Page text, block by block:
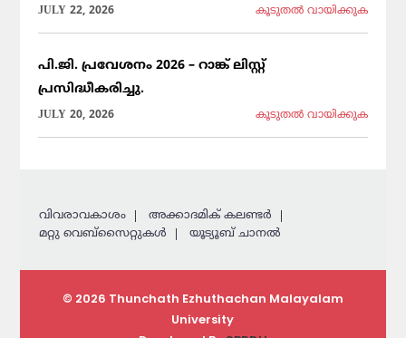
JULY 22, 2026 കൂടുതല്‍ വായിക്കുക
പി.ജി. പ്രവേശനം 2026 – റാങ്ക് ലിസ്റ്റ്
പ്രസിദ്ധീകരിച്ചു.
JULY 20, 2026 കൂടുതല്‍ വായിക്കുക
വിവരാവകാശം
അക്കാദമിക് കലണ്ടര്‍
മറ്റു വെബ്സൈറ്റുകള്‍
യൂട്യൂബ് ചാനൽ
© 2026 Thunchath Ezhuthachan Malayalam
University